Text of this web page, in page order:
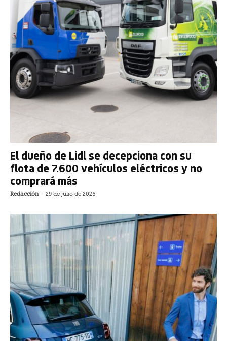
El dueño de Lidl se decepciona con su
flota de 7.600 vehículos eléctricos y no
comprará más
Redacción - 29 de julio de 2026